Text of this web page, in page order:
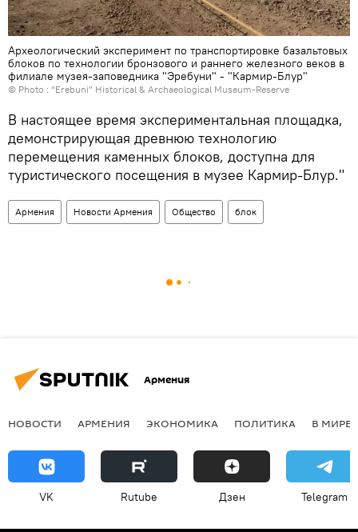
Археологический эксперимент по транспортировке базальтовых
блоков по технологии бронзового и раннего железного веков в
филиале музея-заповедника "Эребуни" - "Кармир-Блур"
© Photo : “Erebuni” Historical & Archaeological Museum-Reserve
В настоящее время экспериментальная площадка,
демонстрирующая древнюю технологию
перемещения каменных блоков, доступна для
туристического посещения в музее Кармир-Блур."
Армения Новости Армения Общество блок
Армения
НОВОСТИ АРМЕНИЯ ЭКОНОМИКА ПОЛИТИКА В МИРЕ
VK Rutube Дзен Telegram